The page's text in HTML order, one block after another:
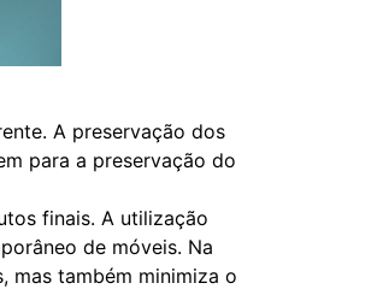
A preservação dos
para a preservação do
finais. A utilização
de móveis. Na
mas também minimiza o